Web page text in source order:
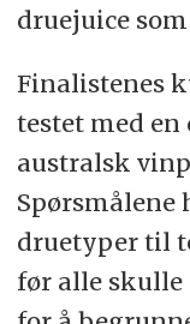
druejuice
Finalistenes
testet med
australsk
Spørsmålene
druetyper til
før alle